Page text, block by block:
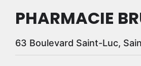
PHARMACIE
63 Boulevard Saint-Luc,